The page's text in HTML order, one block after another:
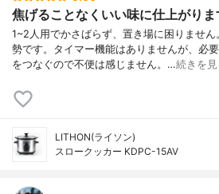
焦げることなくいい味に仕上がりま
1~2人用でかさばらず、置き場に困りませ
勢です。タイマー機能はありませんが、必
をつなぐので不便は感じません。…続きを見
LITHON(ライソン)
スロークッカー KDPC-15AV